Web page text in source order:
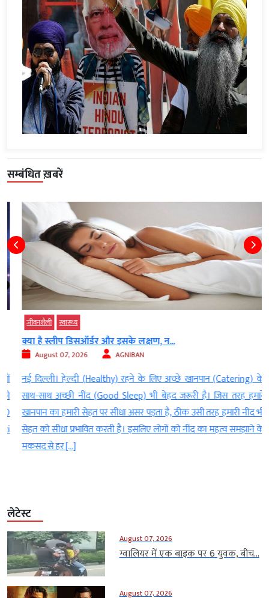
सम्बंधित ख़बरें
जीवनशैली स्‍वास्‍थ्‍य
क्या है स्लीप डिसऑर्डर और इसके लक्षण, न...
August 07, 2026 AGNIBAN
नई दिल्ली। हेल्दी (Healthy) रहने के लिए अच्छे खानपान (Catering) के
साथ-साथ अच्छी नींद (Good Sleep) भी बेहद जरूरी है। जिस तरह हमारे
खानपान का हमारी सेहत पर सीधा असर पड़ता है, ठीक उसी तरह हमारी नींद भी
सेहत को सीधा प्रभावित करती है। इसलिए लोगों को नींद का महत्व समझाने के
मकसद से हर […]
लेटेस्ट
August 07, 2026
ग्वालियर में एक बाइक पर 6 युवक, बीच...
August 07, 2026